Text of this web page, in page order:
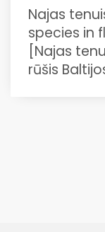
Najas
species in
[Najas
rūšis